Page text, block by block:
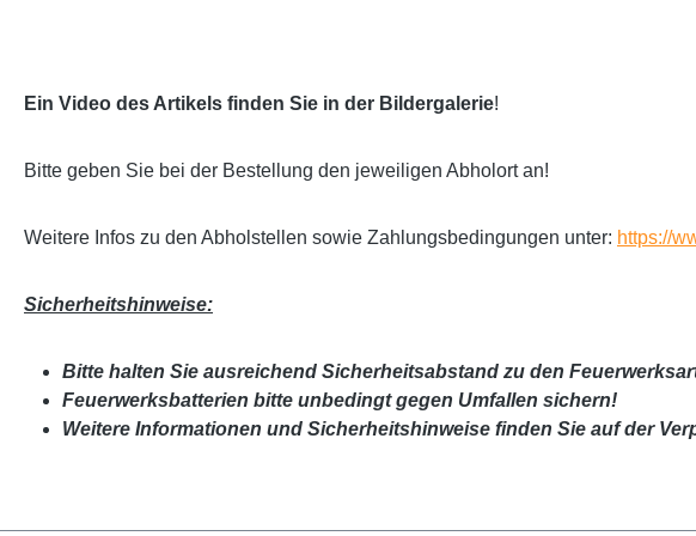
Ein Video des Artikels finden Sie in der Bildergalerie!
Bitte geben Sie bei der Bestellung den jeweiligen Abholort an!
Weitere Infos zu den Abholstellen sowie Zahlungsbedingungen unter: https://
Sicherheitshinweise:
Bitte halten Sie ausreichend Sicherheitsabstand zu den
Feuerwerksbatterien bitte unbedingt gegen Umfallen sichern!
Weitere Informationen und Sicherheitshinweise finden Sie auf der